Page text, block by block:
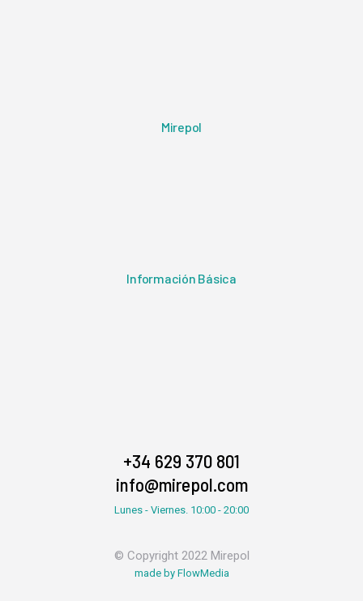
Mirepol
Información Básica
+34 629 370 801
info@mirepol.com
Lunes - Viernes. 10:00 - 20:00
© Copyright 2022 Mirepol
made by FlowMedia